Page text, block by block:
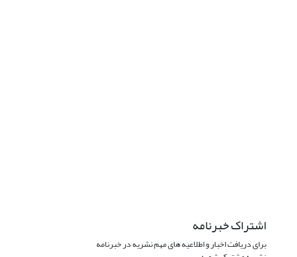
اشتراک خبرنامه
برای دریافت اخبار و اطلاعیه های مهم نشریه در خبرنامه